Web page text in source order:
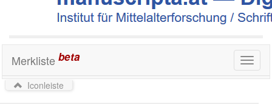
Toggle
Merkliste beta
Iconleiste